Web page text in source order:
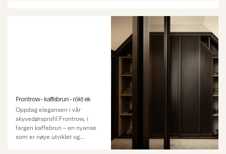
Frontrow - kaffebrun - rökt ek
Oppdag elegansen i vår
skyvedørsprofil Frontrow, i
fargen kaffebrun – en nyanse
som er nøye utviklet og